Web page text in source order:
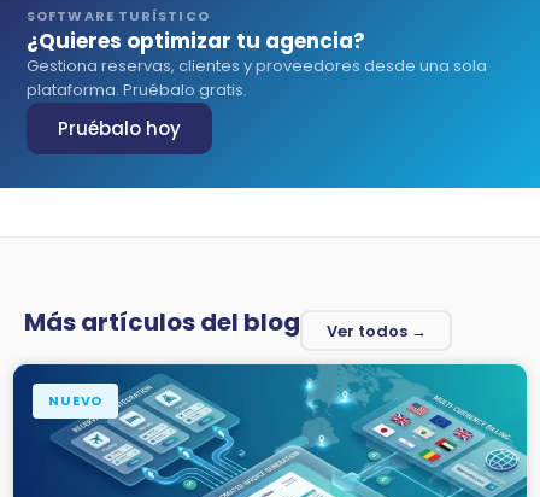
SOFTWARE TURÍSTICO
¿Quieres optimizar tu agencia?
Gestiona reservas, clientes y proveedores desde una sola
plataforma. Pruébalo gratis.
Pruébalo hoy
Más artículos del blog Ver todos →
NUEVO